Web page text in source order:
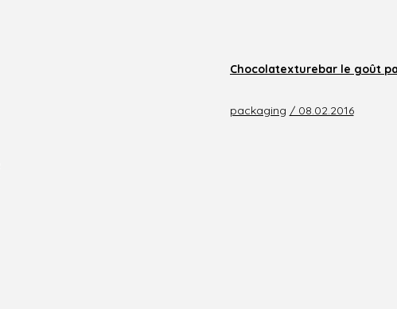
Chocolatexturebar le goût
packaging / 08.02.2016